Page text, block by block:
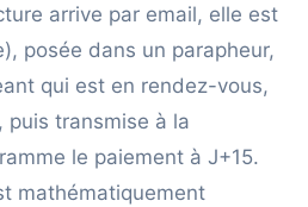
arrive par email, elle est
posée dans un parapheur,
qui est en rendez-vous,
puis transmise à la
le paiement à J+15.
mathématiquement